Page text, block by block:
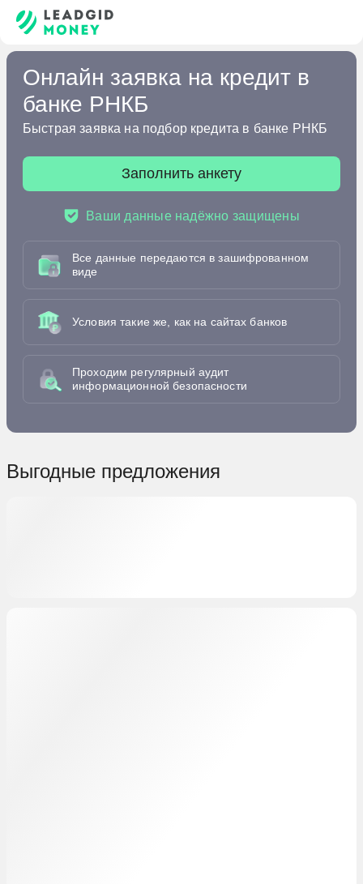
Онлайн заявка на кредит в
банке РНКБ
Быстрая заявка на подбор кредита в банке РНКБ
Заполнить анкету
Ваши данные надёжно защищены
Все данные передаются в зашифрованном
виде
Условия такие же, как на сайтах банков
Проходим регулярный аудит
информационной безопасности
Выгодные предложения